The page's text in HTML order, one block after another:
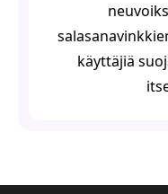
käyttäjiä